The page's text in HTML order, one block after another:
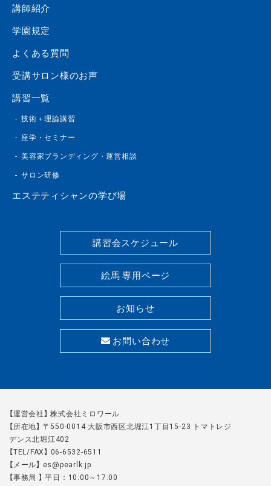
講習会スケジュール
絵馬 専用ページ
お知らせ
お問い合わせ
講師紹介
学園規定
よくある質問
受講サロン様のお声
講習一覧
技術＋理論講習
座学・セミナー
美容家ブランディング・運営相談
サロン研修
エステティシャンの学び場
【運営会社】 株式会社ミロワール
【所在地】 〒550-0014 大阪市西区北堀江1丁目15-23 トマトレジ
デンス北堀江402
【TEL/FAX】 06-6532-6511
【メール】 es@pearlk.jp
【事務局 】 平日：10:00～17:00